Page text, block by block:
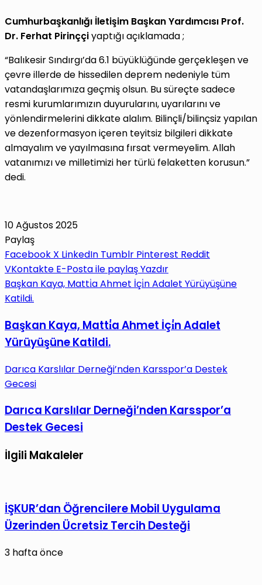
Cumhurbaşkanlığı İletişim Başkan Yardımcısı Prof.
Dr. Ferhat Pirinççiyaptığı açıklamada ;
“Balıkesir Sındırgı’da 6.1 büyüklüğünde gerçekleşen ve
çevre illerde de hissedilen deprem nedeniyle tüm
vatandaşlarımıza geçmiş olsun. Bu süreçte sadece
resmi kurumlarımızın duyurularını, uyarılarını ve
yönlendirmelerini dikkate alalım. Bilinçli/bilinçsiz yapılan
ve dezenformasyon içeren teyitsiz bilgileri dikkate
almayalım ve yayılmasına fırsat vermeyelim. Allah
vatanımızı ve milletimizi her türlü felaketten korusun.”
dedi.
10 Ağustos 2025
Paylaş
Facebook X LinkedIn Tumblr Pinterest Reddit
VKontakte E-Posta ile paylaşYazdır
Başkan Kaya, Matti̇a Ahmet İçi̇n Adalet Yürüyüşüne
Katildi.
Başkan Kaya, Matti̇a Ahmet İçi̇n Adalet
Yürüyüşüne Katildi.
Darıca Karslılar Derneği’nden Karsspor’a Destek
Gecesi
Darıca Karslılar Derneği’nden Karsspor’a
Destek Gecesi
İlgili Makaleler
İŞKUR’dan Öğrencilere Mobil Uygulama
Üzerinden Ücretsiz Tercih Desteği
3 hafta önce